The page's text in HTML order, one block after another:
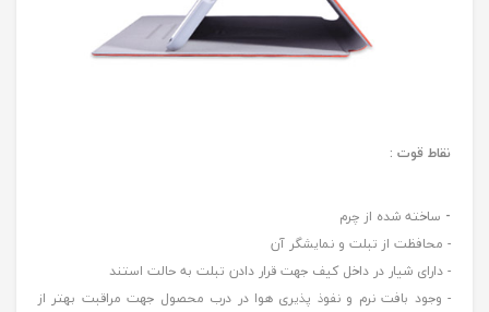
نقاط قوت :
- ساخته شده از چرم
- محافظت از تبلت و نمایشگر آن
- دارای شیار در داخل کیف جهت قرار دادن تبلت به حالت استند
- وجود بافت نرم و نفوذ پذیری هوا در درب محصول جهت مراقبت بهتر از